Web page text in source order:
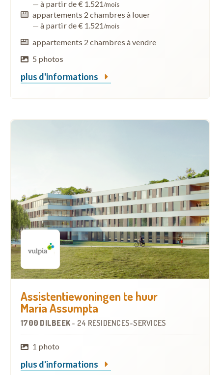
— à partir de € 1.521/mois
appartements 2 chambres à louer
— à partir de € 1.521/mois
appartements 2 chambres à vendre
5 photos
plus d'informations
Assistentiewoningen te huur
Maria Assumpta
1700 DILBEEK- 24 RÉSIDENCES-SERVICES
1 photo
plus d'informations